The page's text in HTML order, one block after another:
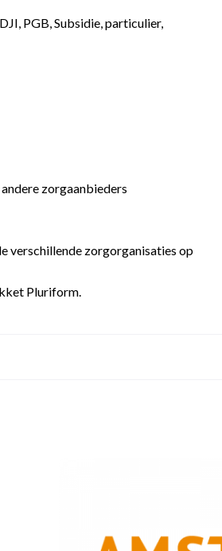
PGB, Subsidie, particulier,
zorgaanbieders
verschillende zorgorganisaties op
Pluriform.